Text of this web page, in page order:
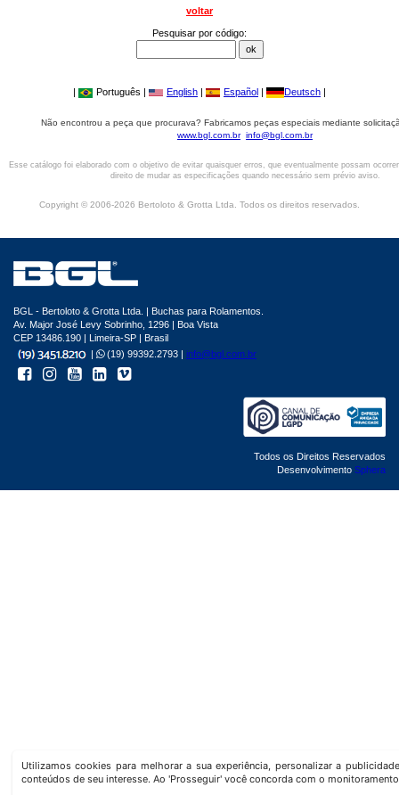
voltar
Pesquisar por código:
| Português | English | Español | Deutsch |
Não encontrou a peça que procurava? Fabricamos peças especiais mediante
www.bgl.com.br info@bgl.com.br
Esse catálogo foi elaborado com o objetivo de evitar quaisquer erros, que eventualmente possam
direito de mudar as especificações quando necessário sem prévio aviso.
Copyright © 2006-2026 Bertoloto & Grotta Ltda. Todos os direitos reservados.
Utilizamos cookies para melhorar a sua experiência, personalizar a
conteúdos de seu interesse. Ao 'Prosseguir' você concorda com o
BGL - Bertoloto & Grotta Ltda. | Buchas para Rolamentos.
Av. Major José Levy Sobrinho, 1296 | Boa Vista
CEP 13486.190 | Limeira-SP | Brasil
|
(19) 99392.2793 | info@bgl.com.br
Todos os Direitos Reservados
Desenvolvimento Sphera